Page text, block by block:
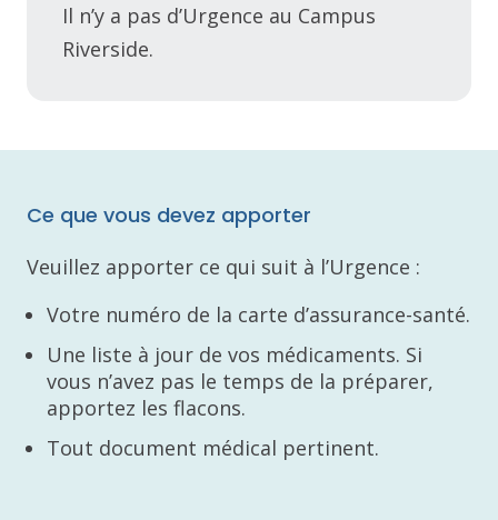
Il n’y a pas d’Urgence au Campus
Riverside.
Ce que vous devez apporter
Veuillez apporter ce qui suit à l’Urgence :
Votre numéro de la carte d’assurance-santé.
Une liste à jour de vos médicaments. Si
vous n’avez pas le temps de la préparer,
apportez les flacons.
Tout document médical pertinent.